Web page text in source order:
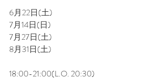
6月22日(土)
7月14日(日)
7月27日(土)
8月31日(土)
18:00-21:00(L.O. 20:30)﻿